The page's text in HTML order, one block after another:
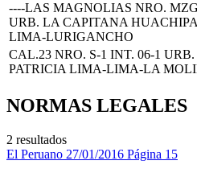
----LAS MAGNOLIAS NRO.
URB. LA CAPITANA
LIMA-LURIGANCHO
CAL.23 NRO. S-1 INT. 06-1
PATRICIA LIMA-LIMA-LA
NORMAS LEGALES
2 resultados
El Peruano 27/01/2016 Página 15